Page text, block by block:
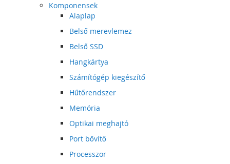
Komponensek
Alaplap
Belső merevlemez
Belső SSD
Hangkártya
Számítógép kiegészítő
Hűtőrendszer
Memória
Optikai meghajtó
Port bővítő
Processzor